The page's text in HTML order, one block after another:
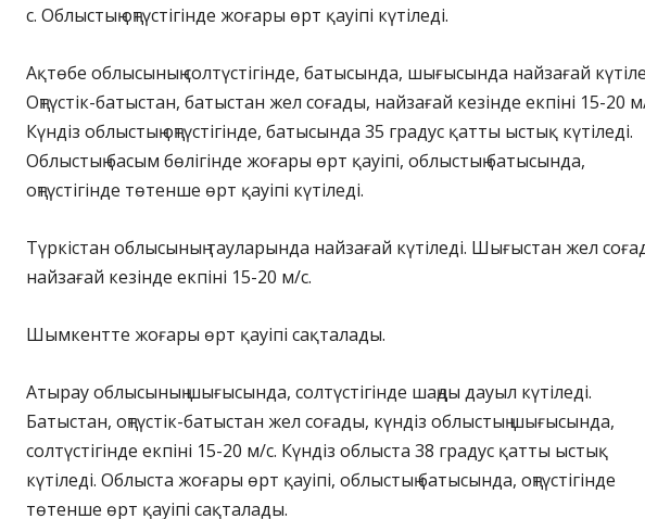
с. Облыстың оңтүстігінде жоғары өрт қауіпі күтіледі.
Ақтөбе облысының солтүстігінде, батысында, шығысында найзағай
Оңтүстік-батыстан, батыстан жел соғады, найзағай кезінде екпіні 15-20
Күндіз облыстың оңтүстігінде, батысында 35 градус қатты ыстық күтіледі.
Облыстың басым бөлігінде жоғары өрт қауіпі, облыстың батысында,
оңтүстігінде төтенше өрт қауіпі күтіледі.
Түркістан облысының тауларында найзағай күтіледі. Шығыстан жел
найзағай кезінде екпіні 15-20 м/с.
Шымкентте жоғары өрт қауіпі сақталады.
Атырау облысының шығысында, солтүстігінде шаңды дауыл күтіледі.
Батыстан, оңтүстік-батыстан жел соғады, күндіз облыстың шығысында,
солтүстігінде екпіні 15-20 м/с. Күндіз облыста 38 градус қатты ыстық
күтіледі. Облыста жоғары өрт қауіпі, облыстың батысында, оңтүстігінде
төтенше өрт қауіпі сақталады.